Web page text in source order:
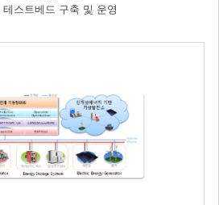
스트베드 구축 및 운영